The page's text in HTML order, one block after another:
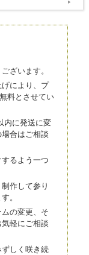
ざいます。
により、プ
料とさせてい
内に発送に変
合はご相談
るよう一つ
作して参り
。
の変更、そ
軽にご相談
しく咲き続